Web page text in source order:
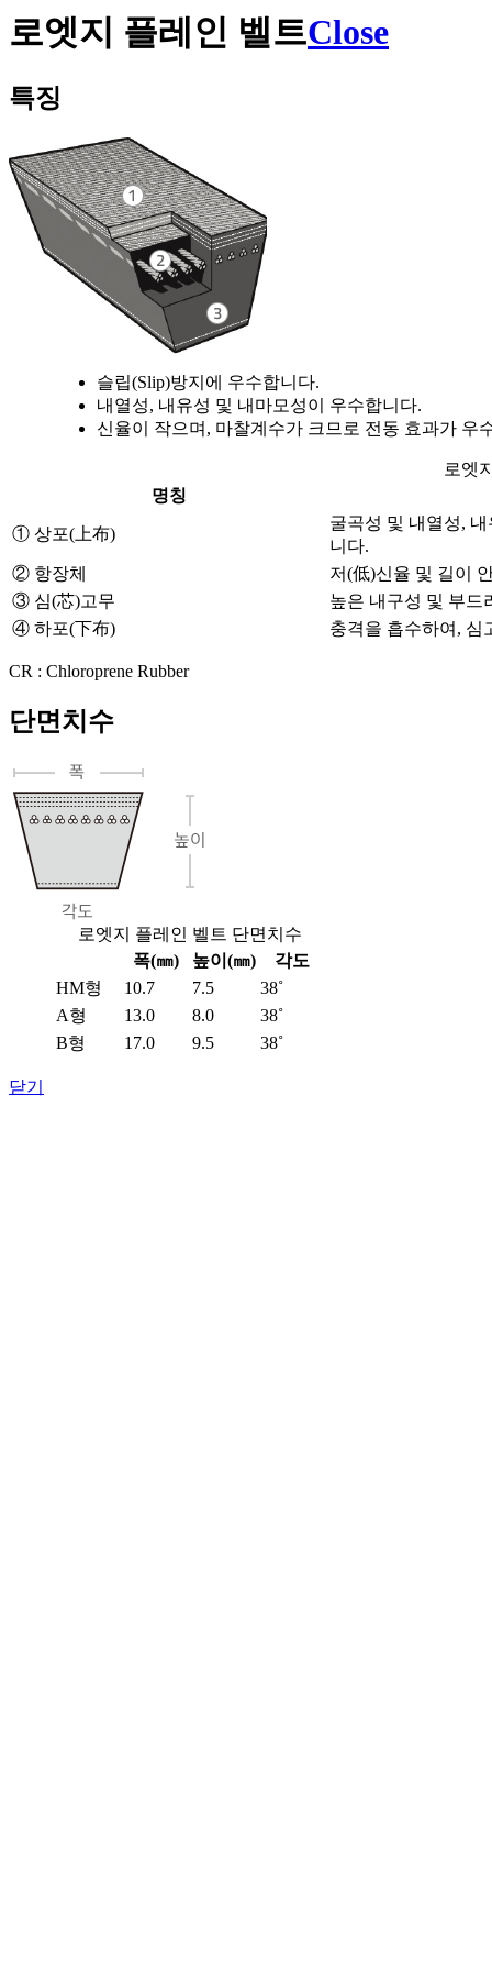
로엣지 플레인 벨트Close
특징
슬립(Slip)방지에 우수합니다.
내열성, 내유성 및 내마모성이 우수합니다.
신율이 작으며, 마찰계수가 크므로 전동 효과가 우
로엣
명칭
① 상포(上布)
굴곡성 및 내열성,
니다.
② 항장체
저(低)신율 및 길이
③ 심(芯)고무
높은 내구성 및 부드
④ 하포(下布)
충격을 흡수하여, 심
CR : Chloroprene Rubber
단면치수
로엣지 플레인 벨트 단면치수
폭(㎜)
높이(㎜)
각도
HM형
10.7 7.5
38˚
A형
13.0 8.0
38˚
B형
17.0 9.5 38˚
닫기